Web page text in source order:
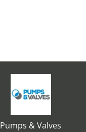
Pumps & Valves